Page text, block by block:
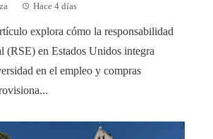
Hace 4 días
explora cómo la responsabilidad
(RSE) en Estados Unidos integra
en el empleo y compras